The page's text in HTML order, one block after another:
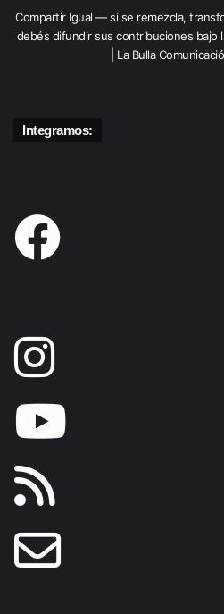
Compartir Igual — si se remezcla,
debés difundir sus contribuciones bajo
| La Bulla
Integramos: